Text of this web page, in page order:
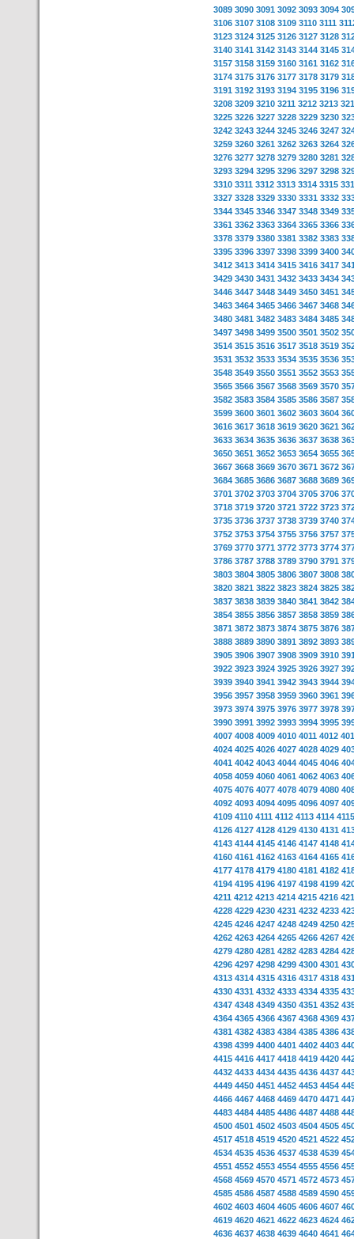
3089 3090 3091 3092 3093 3094
3106 3107 3108 3109 3110 3111
3123 3124 3125 3126 3127 3128
3140 3141 3142 3143 3144 3145
3157 3158 3159 3160 3161 3162
3174 3175 3176 3177 3178 3179
3191 3192 3193 3194 3195 3196
3208 3209 3210 3211 3212 3213
3225 3226 3227 3228 3229 3230
3242 3243 3244 3245 3246 3247
3259 3260 3261 3262 3263 3264
3276 3277 3278 3279 3280 3281
3293 3294 3295 3296 3297 3298
3310 3311 3312 3313 3314 3315
3327 3328 3329 3330 3331 3332
3344 3345 3346 3347 3348 3349
3361 3362 3363 3364 3365 3366
3378 3379 3380 3381 3382 3383
3395 3396 3397 3398 3399 3400
3412 3413 3414 3415 3416 3417
3429 3430 3431 3432 3433 3434
3446 3447 3448 3449 3450 3451
3463 3464 3465 3466 3467 3468
3480 3481 3482 3483 3484 3485
3497 3498 3499 3500 3501 3502
3514 3515 3516 3517 3518 3519
3531 3532 3533 3534 3535 3536
3548 3549 3550 3551 3552 3553
3565 3566 3567 3568 3569 3570
3582 3583 3584 3585 3586 3587
3599 3600 3601 3602 3603 3604
3616 3617 3618 3619 3620 3621
3633 3634 3635 3636 3637 3638
3650 3651 3652 3653 3654 3655
3667 3668 3669 3670 3671 3672
3684 3685 3686 3687 3688 3689
3701 3702 3703 3704 3705 3706
3718 3719 3720 3721 3722 3723
3735 3736 3737 3738 3739 3740
3752 3753 3754 3755 3756 3757
3769 3770 3771 3772 3773 3774
3786 3787 3788 3789 3790 3791
3803 3804 3805 3806 3807 3808
3820 3821 3822 3823 3824 3825
3837 3838 3839 3840 3841 3842
3854 3855 3856 3857 3858 3859
3871 3872 3873 3874 3875 3876
3888 3889 3890 3891 3892 3893
3905 3906 3907 3908 3909 3910
3922 3923 3924 3925 3926 3927
3939 3940 3941 3942 3943 3944
3956 3957 3958 3959 3960 3961
3973 3974 3975 3976 3977 3978
3990 3991 3992 3993 3994 3995
4007 4008 4009 4010 4011 4012
4024 4025 4026 4027 4028 4029
4041 4042 4043 4044 4045 4046
4058 4059 4060 4061 4062 4063
4075 4076 4077 4078 4079 4080
4092 4093 4094 4095 4096 4097
4109 4110 4111 4112 4113 4114 4115
4126 4127 4128 4129 4130 4131
4143 4144 4145 4146 4147 4148
4160 4161 4162 4163 4164 4165
4177 4178 4179 4180 4181 4182
4194 4195 4196 4197 4198 4199
4211 4212 4213 4214 4215 4216
4228 4229 4230 4231 4232 4233
4245 4246 4247 4248 4249 4250
4262 4263 4264 4265 4266 4267
4279 4280 4281 4282 4283 4284
4296 4297 4298 4299 4300 4301
4313 4314 4315 4316 4317 4318
4330 4331 4332 4333 4334 4335
4347 4348 4349 4350 4351 4352
4364 4365 4366 4367 4368 4369
4381 4382 4383 4384 4385 4386
4398 4399 4400 4401 4402 4403
4415 4416 4417 4418 4419 4420
4432 4433 4434 4435 4436 4437
4449 4450 4451 4452 4453 4454
4466 4467 4468 4469 4470 4471
4483 4484 4485 4486 4487 4488
4500 4501 4502 4503 4504 4505
4517 4518 4519 4520 4521 4522
4534 4535 4536 4537 4538 4539
4551 4552 4553 4554 4555 4556
4568 4569 4570 4571 4572 4573
4585 4586 4587 4588 4589 4590
4602 4603 4604 4605 4606 4607
4619 4620 4621 4622 4623 4624
4636 4637 4638 4639 4640 4641